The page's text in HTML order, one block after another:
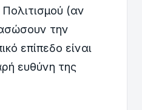
Πολιτισμού (αν
την
επίπεδο είναι
ευθύνη της